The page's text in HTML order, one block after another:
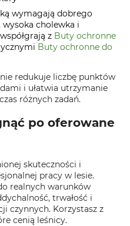
wymagają dobrego
wysoka cholewka i
z Buty ochronne
Buty ochronne do
redukuje liczbę punktów
i ułatwia utrzymanie
różnych zadań.
po oferowane
skuteczności i
pracy w lesie.
realnych warunków
trwałość i
czynnych. Korzystasz z
cenią leśnicy.